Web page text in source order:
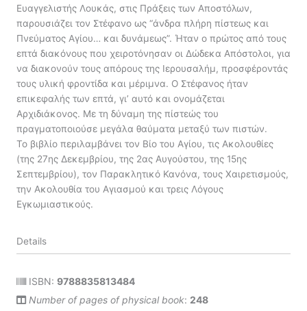
Ευαγγελιστής Λουκάς, στις Πράξεις των Αποστόλων,
παρουσιάζει τον Στέφανο ως “άνδρα πλήρη πίστεως και
Πνεύματος Αγίου… και δυνάμεως”. Ήταν ο πρώτος από τους
επτά διακόνους που χειροτόνησαν οι Δώδεκα Απόστολοι, για
να διακονούν τους απόρους της Ιερουσαλήμ, προσφέροντάς
τους υλική φροντίδα και μέριμνα. Ο Στέφανος ήταν
επικεφαλής των επτά, γι’ αυτό και ονομάζεται
Αρχιδιάκονος. Με τη δύναμη της πίστεώς του
πραγματοποιούσε μεγάλα θαύματα μεταξύ των πιστών.
Το βιβλίο περιλαμβάνει τον Βίο του Αγίου, τις Ακολουθίες
(της 27ης Δεκεμβρίου, της 2ας Αυγούστου, της 15ης
Σεπτεμβρίου), τον Παρακλητικό Κανόνα, τους Χαιρετισμούς,
την Ακολουθία του Αγιασμού και τρεις Λόγους
Εγκωμιαστικούς.
Details
ISBN: 9788835813484
Number of pages of physical book: 248